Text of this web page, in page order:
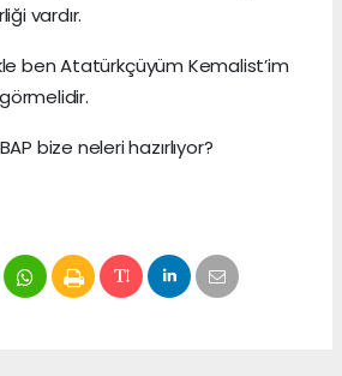
vardır.
ben Atatürkçüyüm Kemalist’im
bize neleri hazırlıyor?